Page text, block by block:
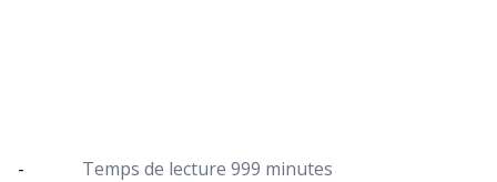
- Temps de lecture 999 minutes